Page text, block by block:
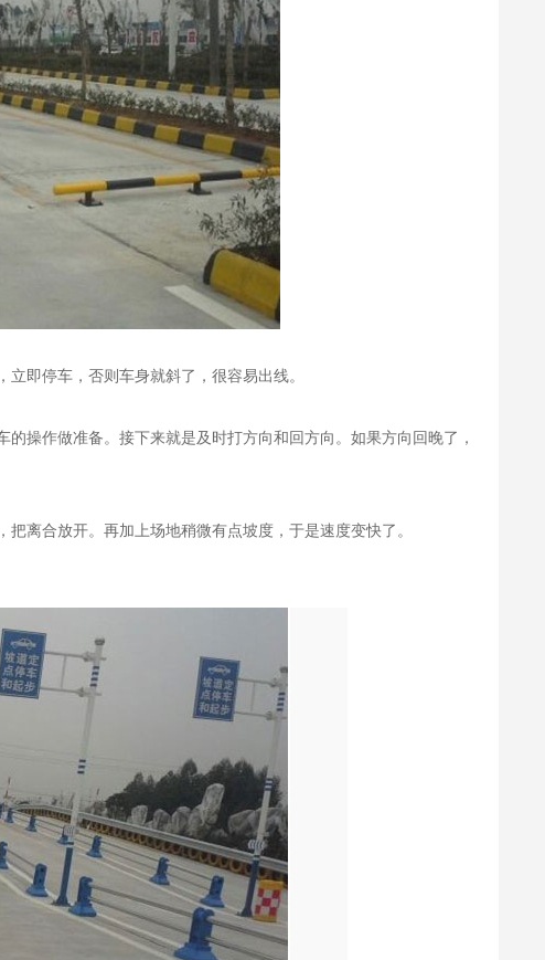
即停车，否则车身就斜了，很容易出线。
操作做准备。接下来就是及时打方向和回方向。如果方向回晚了，
离合放开。再加上场地稍微有点坡度，于是速度变快了。